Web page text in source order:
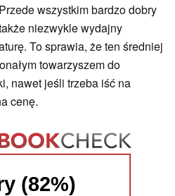
wszystkim bardzo dobry
niezwykle wydajny
To sprawia, że ten średniej
towarzyszem do
nawet jeśli trzeba iść na
cenę.
(82%)